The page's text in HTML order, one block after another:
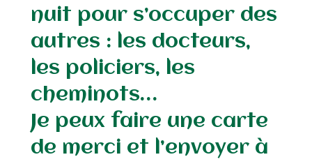
nuit pour s’occuper des
autres : les docteurs,
les policiers, les
cheminots…
Je peux faire une carte
de merci et l’envoyer à